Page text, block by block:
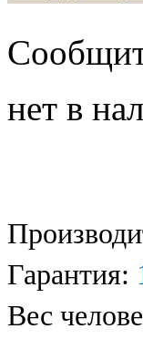
нет в
Гарантия:
Вес